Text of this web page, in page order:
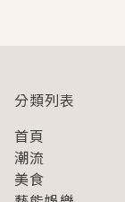
分類列表
首頁
潮流
美食